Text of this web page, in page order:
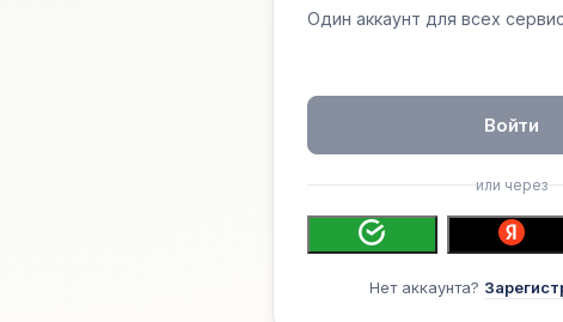
Один аккаунт для всех
Войти
или через
Нет аккаунта?